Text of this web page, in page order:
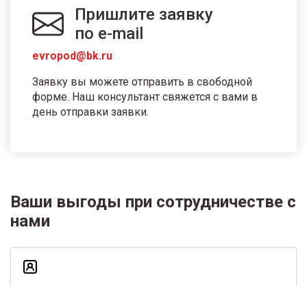
Пришлите заявку
по e-mail
evropod@bk.ru
Заявку вы можете отправить в свободной
форме. Наш консультант свяжется с вами в
день отправки заявки.
Ваши выгоды при сотрудничестве с
нами